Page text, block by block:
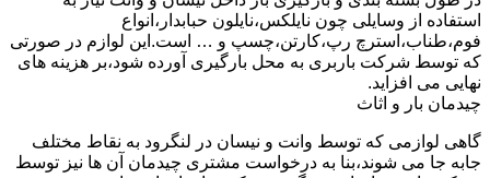
استفاده از وسایلی چون نایلکس،نایلون حبابدار،انواع
فوم،طناب،استرچ رپ،کارتن،چسپ و … است.این لوازم در صورتی
که توسط شرکت باربری به محل بارگیری آورده شود،بر هزینه های
نهایی می افزاید.
چیدمان بار و اثاث
گاهی لوازمی که توسط وانت و نیسان در لنگرود به نقاط مختلف
جابه جا می شوند،بنا به درخواست مشتری چیدمان آن ها نیز توسط